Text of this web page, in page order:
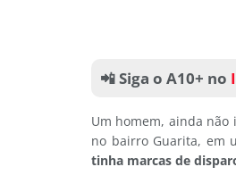
📲 Siga o A10+ no
Um homem, ainda
no bairro Guarita, em
tinha marcas de